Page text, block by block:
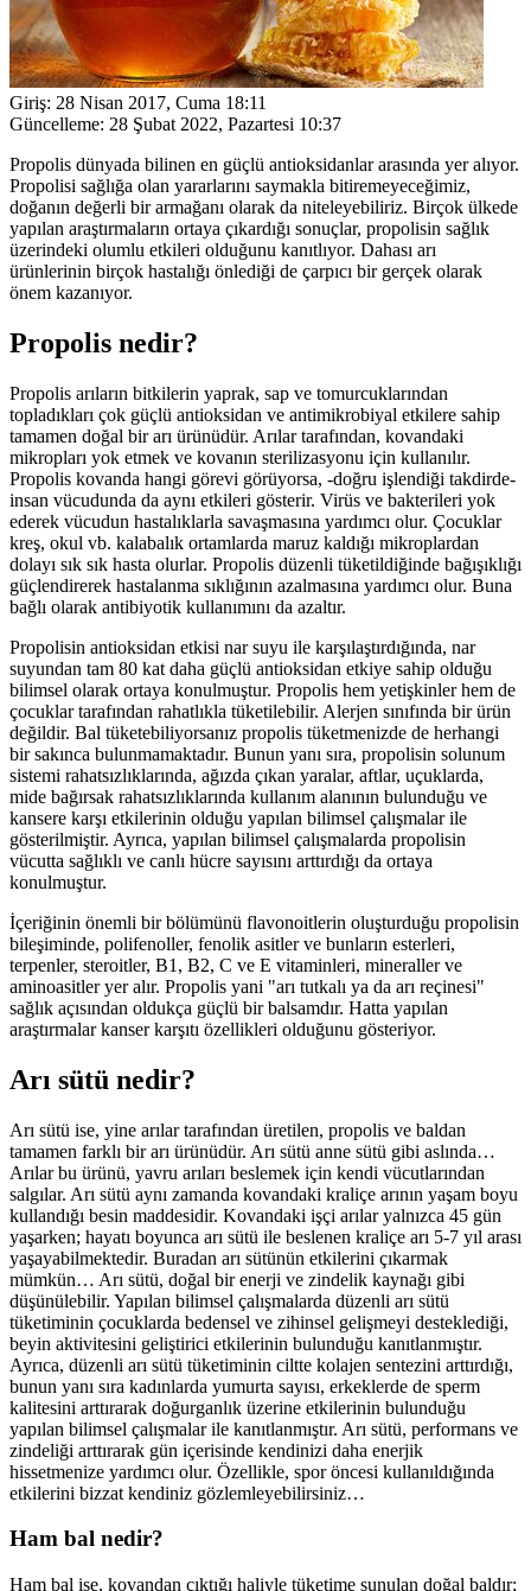
Giriş: 28 Nisan 2017, Cuma 18:11
Güncelleme: 28 Şubat 2022, Pazartesi 10:37
Propolis dünyada bilinen en güçlü antioksidanlar arasında yer alıyor.
Propolisi sağlığa olan yararlarını saymakla bitiremeyeceğimiz,
doğanın değerli bir armağanı olarak da niteleyebiliriz. Birçok ülkede
yapılan araştırmaların ortaya çıkardığı sonuçlar, propolisin sağlık
üzerindeki olumlu etkileri olduğunu kanıtlıyor. Dahası arı
ürünlerinin birçok hastalığı önlediği de çarpıcı bir gerçek olarak
önem kazanıyor.
Propolis nedir?
Propolis arıların bitkilerin yaprak, sap ve tomurcuklarından
topladıkları çok güçlü antioksidan ve antimikrobiyal etkilere sahip
tamamen doğal bir arı ürünüdür. Arılar tarafından, kovandaki
mikropları yok etmek ve kovanın sterilizasyonu için kullanılır.
Propolis kovanda hangi görevi görüyorsa, -doğru işlendiği takdirde-
insan vücudunda da aynı etkileri gösterir. Virüs ve bakterileri yok
ederek vücudun hastalıklarla savaşmasına yardımcı olur. Çocuklar
kreş, okul vb. kalabalık ortamlarda maruz kaldığı mikroplardan
dolayı sık sık hasta olurlar. Propolis düzenli tüketildiğinde bağışıklığı
güçlendirerek hastalanma sıklığının azalmasına yardımcı olur. Buna
bağlı olarak antibiyotik kullanımını da azaltır.
Propolisin antioksidan etkisi nar suyu ile karşılaştırdığında, nar
suyundan tam 80 kat daha güçlü antioksidan etkiye sahip olduğu
bilimsel olarak ortaya konulmuştur. Propolis hem yetişkinler hem de
çocuklar tarafından rahatlıkla tüketilebilir. Alerjen sınıfında bir ürün
değildir. Bal tüketebiliyorsanız propolis tüketmenizde de herhangi
bir sakınca bulunmamaktadır. Bunun yanı sıra, propolisin solunum
sistemi rahatsızlıklarında, ağızda çıkan yaralar, aftlar, uçuklarda,
mide bağırsak rahatsızlıklarında kullanım alanının bulunduğu ve
kansere karşı etkilerinin olduğu yapılan bilimsel çalışmalar ile
gösterilmiştir. Ayrıca, yapılan bilimsel çalışmalarda propolisin
vücutta sağlıklı ve canlı hücre sayısını arttırdığı da ortaya
konulmuştur.
İçeriğinin önemli bir bölümünü flavonoitlerin oluşturduğu propolisin
bileşiminde, polifenoller, fenolik asitler ve bunların esterleri,
terpenler, steroitler, B1, B2, C ve E vitaminleri, mineraller ve
aminoasitler yer alır. Propolis yani "arı tutkalı ya da arı reçinesi"
sağlık açısından oldukça güçlü bir balsamdır. Hatta yapılan
araştırmalar kanser karşıtı özellikleri olduğunu gösteriyor.
Arı sütü nedir?
Arı sütü ise, yine arılar tarafından üretilen, propolis ve baldan
tamamen farklı bir arı ürünüdür. Arı sütü anne sütü gibi aslında…
Arılar bu ürünü, yavru arıları beslemek için kendi vücutlarından
salgılar. Arı sütü aynı zamanda kovandaki kraliçe arının yaşam boyu
kullandığı besin maddesidir. Kovandaki işçi arılar yalnızca 45 gün
yaşarken; hayatı boyunca arı sütü ile beslenen kraliçe arı 5-7 yıl arası
yaşayabilmektedir. Buradan arı sütünün etkilerini çıkarmak
mümkün… Arı sütü, doğal bir enerji ve zindelik kaynağı gibi
düşünülebilir. Yapılan bilimsel çalışmalarda düzenli arı sütü
tüketiminin çocuklarda bedensel ve zihinsel gelişmeyi desteklediği,
beyin aktivitesini geliştirici etkilerinin bulunduğu kanıtlanmıştır.
Ayrıca, düzenli arı sütü tüketiminin ciltte kolajen sentezini arttırdığı,
bunun yanı sıra kadınlarda yumurta sayısı, erkeklerde de sperm
kalitesini arttırarak doğurganlık üzerine etkilerinin bulunduğu
yapılan bilimsel çalışmalar ile kanıtlanmıştır. Arı sütü, performans ve
zindeliği arttırarak gün içerisinde kendinizi daha enerjik
hissetmenize yardımcı olur. Özellikle, spor öncesi kullanıldığında
etkilerini bizzat kendiniz gözlemleyebilirsiniz…
Ham bal nedir?
Ham bal ise, kovandan çıktığı haliyle tüketime sunulan doğal baldır;